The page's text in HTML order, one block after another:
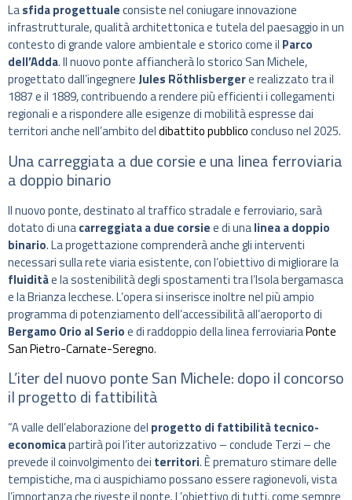
Lasfida progettualeconsiste nel coniugare innovazione
infrastrutturale, qualità architettonica e tutela del paesaggio in un
contesto di grande valore ambientale e storico come il Parco
dell’Adda. Il nuovo ponte affiancherà lo storico San Michele,
progettato dall’ingegnereJules Röthlisbergere realizzato tra il
1887 e il 1889, contribuendo a rendere più efficienti i collegamenti
regionali e a rispondere alle esigenze di mobilità espresse dai
territori anche nell’ambito deldibattito pubblicoconcluso nel 2025.
Una carreggiata a due corsie e una linea ferroviaria
a doppio binario
Il nuovo ponte, destinato al traffico stradale e ferroviario, sarà
dotato di unacarreggiata a due corsiee di unalinea a doppio
binario. La progettazione comprenderà anche gli interventi
necessari sulla rete viaria esistente, con l’obiettivo di migliorare la
fluiditàe la sostenibilità degli spostamenti tra l’Isola bergamasca
e la Brianza lecchese. L’opera si inserisce inoltre nel più ampio
programma di potenziamento dell’accessibilità all’aeroporto di
Bergamo Orio al Serioe di raddoppio della linea ferroviariaPonte
San Pietro-Carnate-Seregno.
L’iter del nuovo ponte San Michele: dopo il concorso
il progetto di fattibilità
“A valle dell’elaborazione del progetto di fattibilità tecnico-
economicapartirà poi l’iter autorizzativo – conclude Terzi – che
prevede il coinvolgimento dei territori. È prematuro stimare delle
tempistiche, ma ci auspichiamo possano essere ragionevoli, vista
l’importanza che riveste il ponte. L’obiettivo di tutti, come sempre